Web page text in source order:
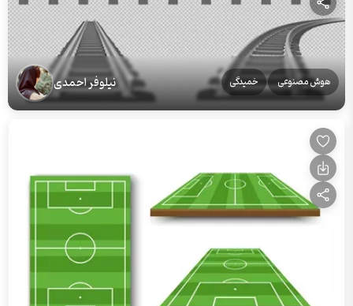
هوش مصنوعی خمیدگی نیلوفر احمدی